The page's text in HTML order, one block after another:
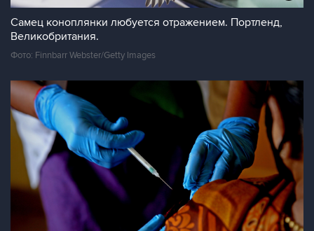
Самец коноплянки любуется отражением. Портленд,
Великобритания.
Фото: Finnbarr Webster/Getty Images